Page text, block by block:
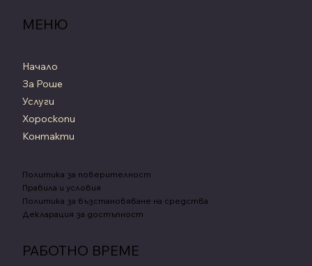
Бъдещето (2026–2028)
МЕНЮ
Начало
За Роше
Услуги
Хороскопи
Контакти
Политика за поверителност
Правила и условия
Политика за възстановяване на средства
Декларация за достъпност
РАБОТНО ВРЕМЕ